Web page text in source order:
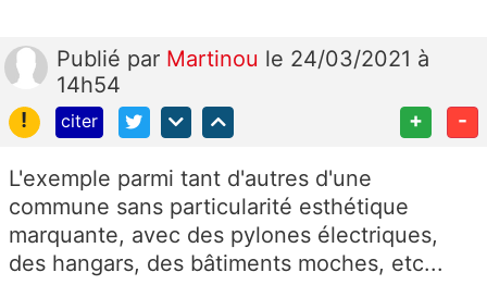
Publié par Martinou le 24/03/2021 à
14h54
!
citer + -
L'exemple parmi tant d'autres d'une
commune sans particularité esthétique
marquante, avec des pylones électriques,
des hangars, des bâtiments moches, etc...